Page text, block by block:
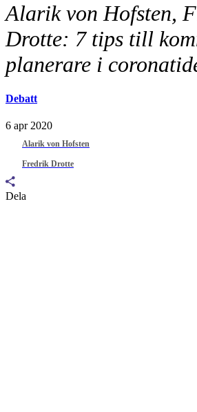
Alarik von Hofsten,
Drotte: 7 tips till
planerare i
Debatt
6 apr 2020
Alarik von Hofsten
Fredrik Drotte
Dela